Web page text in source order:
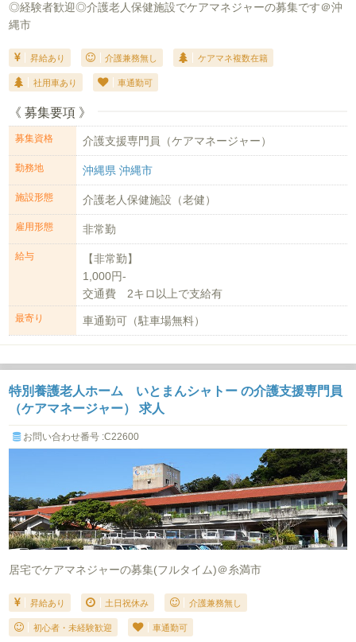
◎経験者歓迎◎介護老人保健施設でケアマネジャーの募集です＠沖
縄市
昇給あり 介護兼務無し ケアマネ複数在籍
社用車あり 車通勤可
《 募集要項 》
募集資格 介護支援専門員（ケアマネージャー）
勤務地 沖縄県 沖縄市
施設形態 介護老人保健施設（老健）
雇用形態 非常勤
給与
【非常勤】
1,000円-
交通費 2キロ以上で支給有
最寄り 車通勤可（駐車場無料）
特別養護老人ホーム いとまんシャトー の介護支援専門員
（ケアマネージャー） 求人
お問い合わせ番号 :C22600
居宅でケアマネジャーの募集(フルタイム)＠糸満市
昇給あり 土日祝休み 介護兼務無し
初心者・未経験歓迎 車通勤可